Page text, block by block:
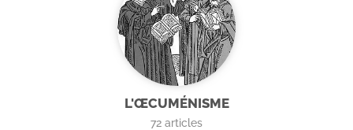
L'ŒCUMÉNISME
72 articles